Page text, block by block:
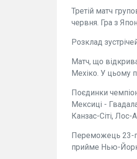
Третій матч
червня. Гра з
Розклад
Матч, що
Мехіко. У цьому
Поєдинки
Мексиці -
Канзас-Сіті,
Переможець 23-
прийме Нью-